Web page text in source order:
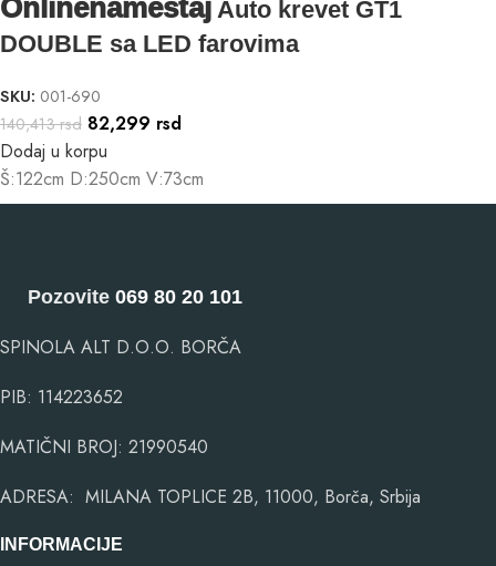
Onlinenamestaj Auto krevet GT1
DOUBLE sa LED farovima
SKU: 001-690
140,413rsd 82,299 rsd
Dodaj u korpu
Š:122cm D:250cm V:73cm
Pozovite 069 80 20 101
SPINOLA ALT D.O.O. BORČA
PIB: 114223652
MATIČNI BROJ: 21990540
ADRESA: MILANA TOPLICE 2B, 11000, Borča, Srbija
INFORMACIJE